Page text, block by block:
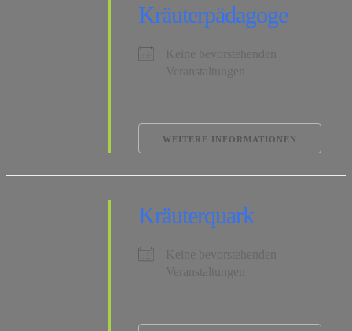
Kräuterpädagoge
WEITERE INFORMATIONEN
Kräuterquark